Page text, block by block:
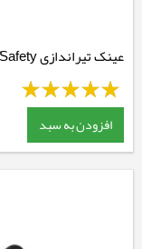
عینک تیراندازی bolleَ Safety
افزودن به سبد